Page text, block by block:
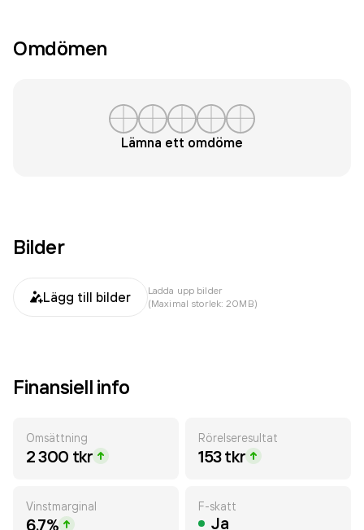
Omdömen
Lämna ett omdöme
Bilder
Lägg till bilder
Ladda upp bilder
(Maximal storlek: 20MB)
Finansiell info
Omsättning
2 300 tkr
Rörelseresultat
153 tkr
Vinstmarginal
6.7%
F-skatt
Ja